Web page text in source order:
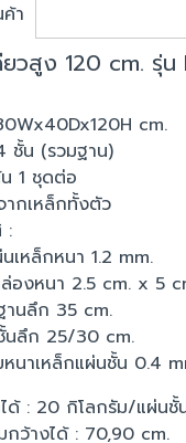
า
ยวสูง 120 cm. รุ่น
cm.
ชั้น (รวมฐาน)
1 ชุดต่อ
ากเหล็กทั้งตัว
:
ล็กหนา 1.2 mm.
นา 2.5 cm. x 5
ก 35 cm.
25/30 cm.
หล็กแผ่นชั้น 0.4
ด้ : 20 กิโลกรัม/แผ่นชั้
กว้างได้ : 70,90 cm.